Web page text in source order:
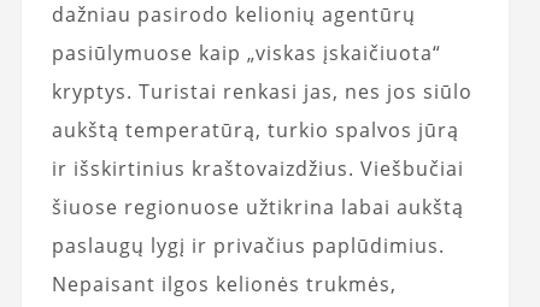
dažniau pasirodo kelionių agentūrų
pasiūlymuose kaip „viskas įskaičiuota“
kryptys. Turistai renkasi jas, nes jos siūlo
aukštą temperatūrą, turkio spalvos jūrą
ir išskirtinius kraštovaizdžius. Viešbučiai
šiuose regionuose užtikrina labai aukštą
paslaugų lygį ir privačius paplūdimius.
Nepaisant ilgos kelionės trukmės,